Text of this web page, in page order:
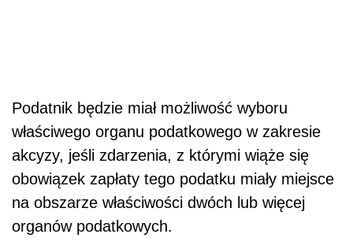
Podatnik będzie miał możliwość wyboru
właściwego organu podatkowego w zakresie
akcyzy, jeśli zdarzenia, z którymi wiąże się
obowiązek zapłaty tego podatku miały miejsce
na obszarze właściwości dwóch lub więcej
organów podatkowych.